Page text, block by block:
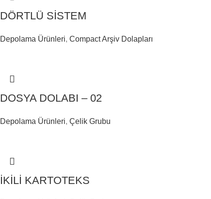
DÖRTLÜ SİSTEM
Depolama Ürünleri,Compact Arşiv Dolapları
DOSYA DOLABI – 02
Depolama Ürünleri,Çelik Grubu
İKİLİ KARTOTEKS